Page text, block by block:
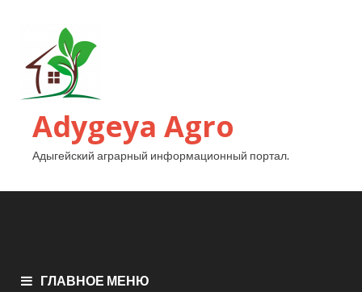
Adygeya Agro
Адыгейский аграрный информационный портал.
ГЛАВНОЕ МЕНЮ